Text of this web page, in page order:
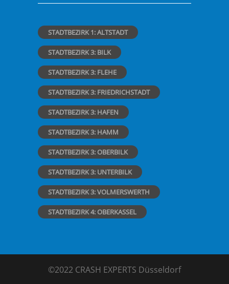
STADTBEZIRK 1: ALTSTADT
STADTBEZIRK 3: BILK
STADTBEZIRK 3: FLEHE
STADTBEZIRK 3: FRIEDRICHSTADT
STADTBEZIRK 3: HAFEN
STADTBEZIRK 3: HAMM
STADTBEZIRK 3: OBERBILK
STADTBEZIRK 3: UNTERBILK
STADTBEZIRK 3: VOLMERSWERTH
STADTBEZIRK 4: OBERKASSEL
©2022 CRASH EXPERTS Düsseldorf